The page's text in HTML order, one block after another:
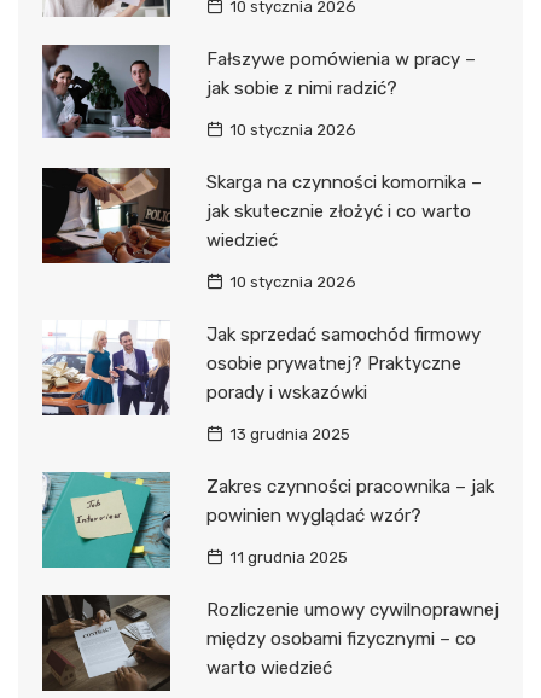
10 stycznia 2026
Fałszywe pomówienia w pracy –
jak sobie z nimi radzić?
10 stycznia 2026
Skarga na czynności komornika –
jak skutecznie złożyć i co warto
wiedzieć
10 stycznia 2026
Jak sprzedać samochód firmowy
osobie prywatnej? Praktyczne
porady i wskazówki
13 grudnia 2025
Zakres czynności pracownika – jak
powinien wyglądać wzór?
11 grudnia 2025
Rozliczenie umowy cywilnoprawnej
między osobami fizycznymi – co
warto wiedzieć